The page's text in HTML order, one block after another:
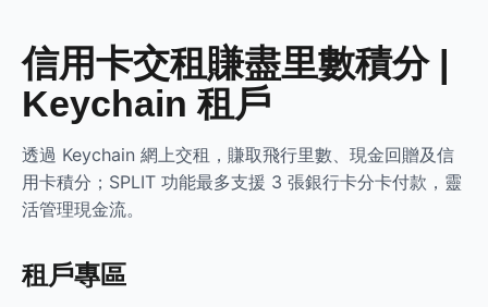
信用卡交租賺盡里數積分 |
Keychain 租戶
透過 Keychain 網上交租，賺取飛行里數、現金回贈及信
用卡積分；SPLIT 功能最多支援 3 張銀行卡分卡付款，靈
活管理現金流。
租戶專區